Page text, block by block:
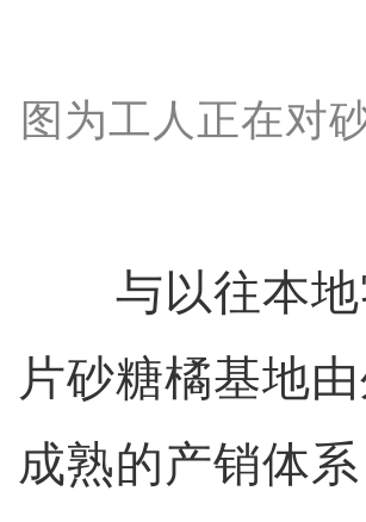
图为工人正在对
与以往本地
片砂糖橘基地
成熟的产销体